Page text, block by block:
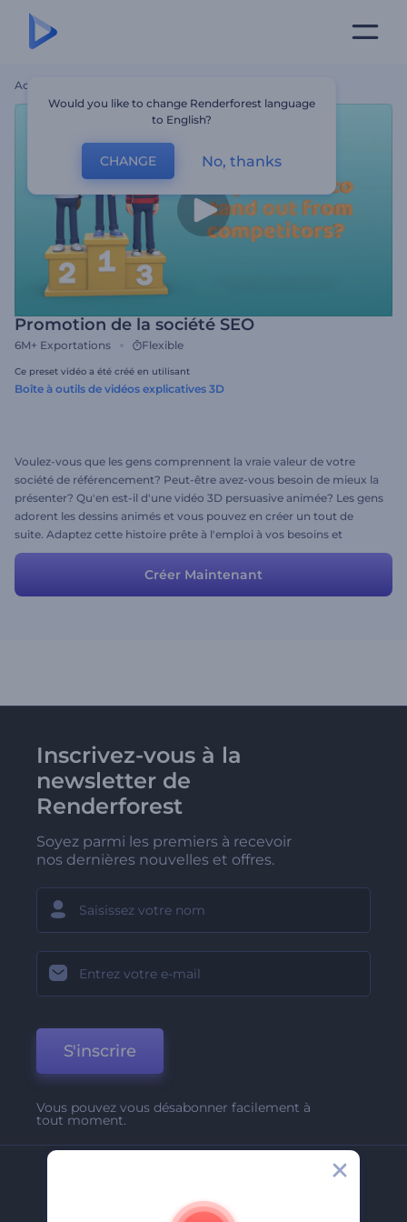
Accueil
Promotion de la société SEO
6M+ Exportations Flexible
Ce preset vidéo a été créé en utilisant
Boîte à outils de vidéos explicatives 3D
Voulez-vous que les gens comprennent la vraie valeur de votre
société de référencement? Peut-être avez-vous besoin de mieux la
présenter? Qu'en est-il d'une vidéo 3D persuasive animée? Les gens
adorent les dessins animés et vous pouvez en créer un tout de
suite. Adaptez cette histoire prête à l'emploi à vos besoins et
préparez votre vidéo en moins de 5 minutes. N’oubliez pas de
choisir un style et une piste musicale. Amusez-vous!
Créer Maintenant
Inscrivez-vous à la
newsletter de
Renderforest
Soyez parmi les premiers à recevoir
nos dernières nouvelles et offres.
S'inscrire
Vous pouvez vous désabonner facilement à
tout moment.
A Propos De Nous
Would you like to change Renderforest language
to English?
CHANGE No, thanks